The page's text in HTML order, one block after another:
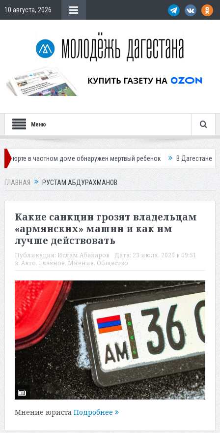
10 августа, 2026
Меню
доме обнаружен мертвый ребенок В Дагестане 77
ГЛАВНАЯ РУСТАМ АБДУРАХМАНОВ
Какие санкции грозят владельцам
«армянских» машин и как им
лучше действовать
Публикация: Ислам Абакаров Дата: 23 июля, 2020 в 09:51
в: Авто, Главное, Мнение, Общество
Мнение юриста Подробнее